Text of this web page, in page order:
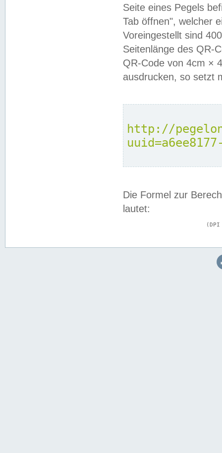
Seite eines Pegels
Tab öffnen", welcher
Voreingestellt sind
Seitenlänge des QR-
QR-Code von 4cm ×
ausdrucken, so setzt
http://
Die Formel zur
lautet: